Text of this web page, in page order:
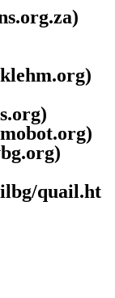
quail.ht